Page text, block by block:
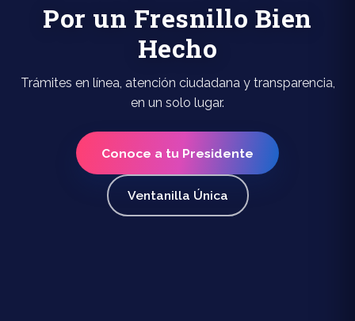
Por un Fresnillo Bien
Hecho
Trámites en línea, atención ciudadana y transparencia,
en un solo lugar.
Conoce a tu Presidente
Ventanilla Única